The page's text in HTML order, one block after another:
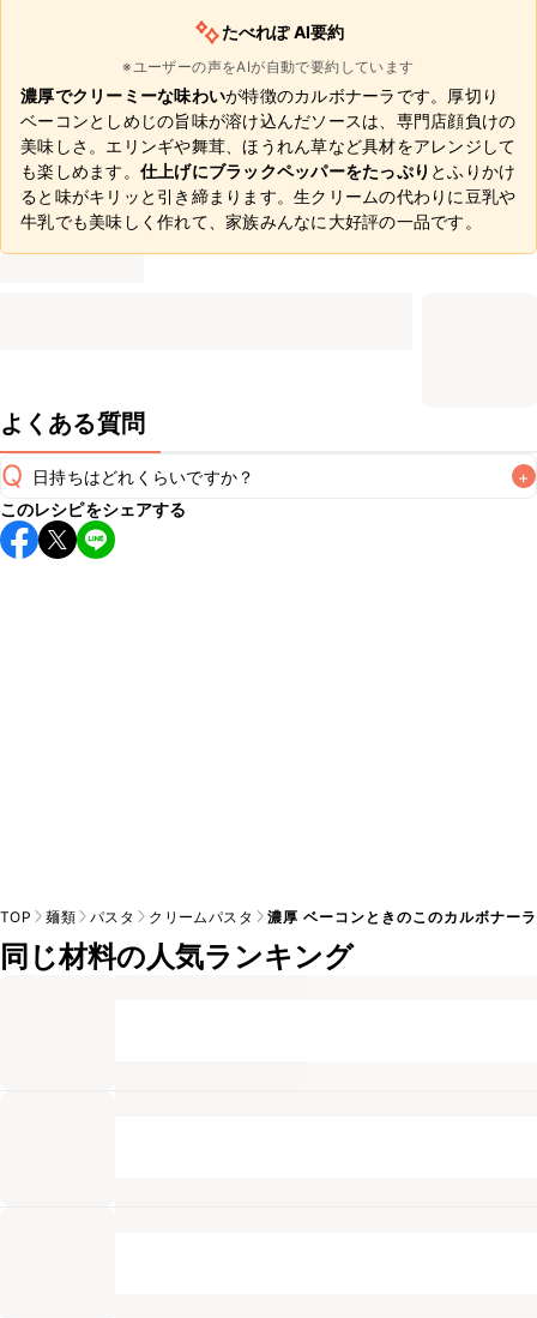
たべれぽ AI要約
※ユーザーの声をAIが自動で要約しています
濃厚でクリーミーな味わいが特徴のカルボナーラです。厚切り
ベーコンとしめじの旨味が溶け込んだソースは、専門店顔負けの
美味しさ。エリンギや舞茸、ほうれん草など具材をアレンジして
も楽しめます。 仕上げにブラックペッパーをたっぷり とふりかけ
ると味がキリッと引き締まります。生クリームの代わりに豆乳や
牛乳でも美味しく作れて、家族みんなに大好評の一品です。
よくある質問
Q 日持ちはどれくらいですか？ +
こちらのレシピは出来たてをお召し上がりいただくことをお
すすめします。
このレシピをシェアする
TOP 麺類 パスタ クリームパスタ 濃厚 ベーコンときのこのカルボナーラ
同じ材料の人気ランキング